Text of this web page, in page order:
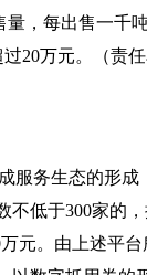
，每出售一千
20万元。（责任
服务生态的形
低于300家的
元。由上述平